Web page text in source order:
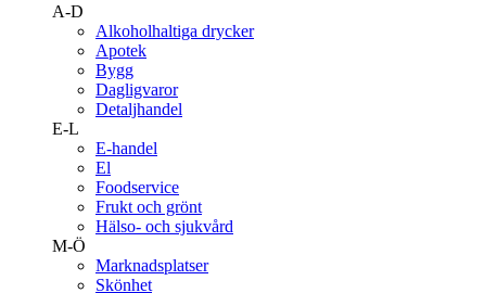
A-D
Alkoholhaltiga drycker
Apotek
Bygg
Dagligvaror
Detaljhandel
E-L
E-handel
El
Foodservice
Frukt och grönt
Hälso- och sjukvård
M-Ö
Marknadsplatser
Skönhet